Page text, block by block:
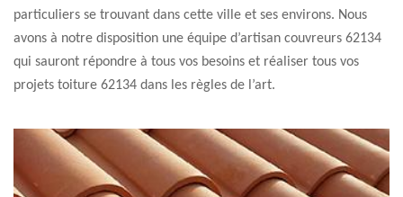
particuliers se trouvant dans cette ville et ses environs. Nous
avons à notre disposition une équipe d’artisan couvreurs 62134
qui sauront répondre à tous vos besoins et réaliser tous vos
projets toiture 62134 dans les règles de l’art.